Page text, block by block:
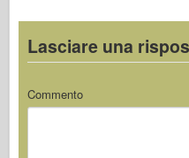
Lasciare una
Commento